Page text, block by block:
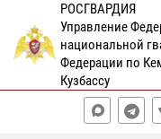
РОСГВАРДИЯ
Управление
национальной
Федерации по
Кузбассу